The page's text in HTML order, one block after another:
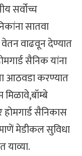
सर्वोच्च
सातवा
वाढवून देण्यात
सैनिक यांना
आठवडा करण्यात
मिळावे,बॉम्बे
सैनिकास
मेडीकल सुविधा
याव्या.